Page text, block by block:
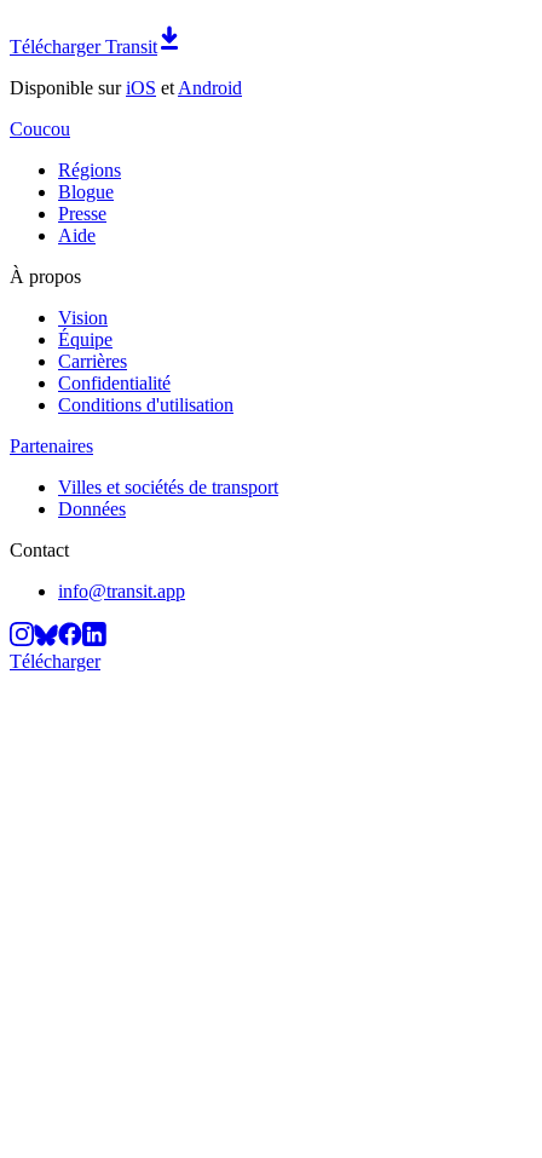
Télécharger Transit
Disponible suriOS et Android
Coucou
Régions
Blogue
Presse
Aide
À propos
Vision
Équipe
Carrières
Confidentialité
Conditions d'utilisation
Partenaires
Villes et sociétés de transport
Données
Contact
info@transit.app
Télécharger